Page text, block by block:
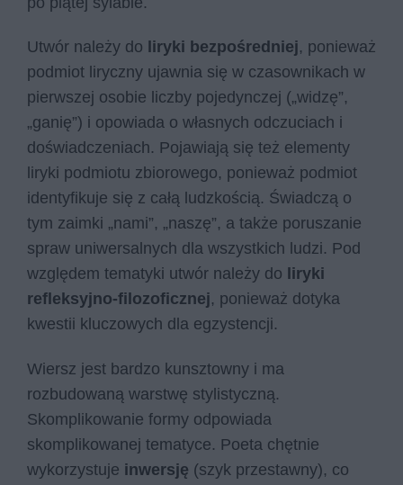
Utwór należy do liryki bezpośredniej, ponieważ
podmiot liryczny ujawnia się w czasownikach w
pierwszej osobie liczby pojedynczej („widzę”,
„ganię”) i opowiada o własnych odczuciach i
doświadczeniach. Pojawiają się też elementy
liryki podmiotu zbiorowego, ponieważ podmiot
identyfikuje się z całą ludzkością. Świadczą o
tym zaimki „nami”, „naszę”, a także poruszanie
spraw uniwersalnych dla wszystkich ludzi. Pod
względem tematyki utwór należy do liryki
refleksyjno-filozoficznej, ponieważ dotyka
kwestii kluczowych dla egzystencji.
Wiersz jest bardzo kunsztowny i ma
rozbudowaną warstwę stylistyczną.
Skomplikowanie formy odpowiada
skomplikowanej tematyce. Poeta chętnie
wykorzystuje inwersję (szyk przestawny), co